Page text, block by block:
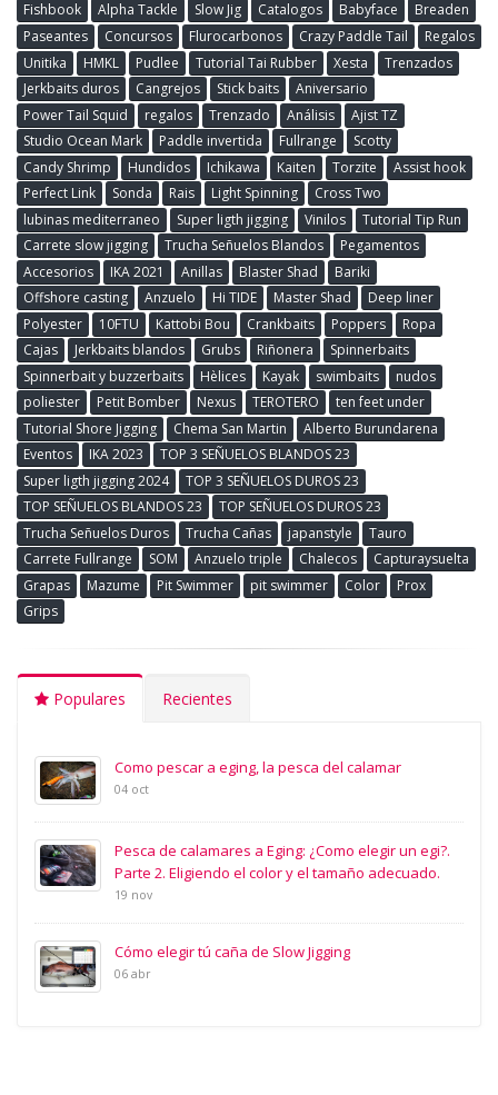
Fishbook
Alpha Tackle Slow Jig Catalogos Babyface
Breaden
Paseantes
Concursos Flurocarbonos Crazy Paddle Tail
Regalos
Unitika
HMKL Pudlee Tutorial Tai Rubber Xesta
Trenzados
Jerkbaits duros
Cangrejos Stick baits
Aniversario
Power Tail Squid
regalos Trenzado Análisis
Ajist TZ
Studio Ocean Mark
Paddle invertida Fullrange
Scotty
Candy Shrimp
Hundidos Ichikawa Kaiten Torzite
Assist hook
Perfect Link
Sonda Rais Light Spinning
Cross Two
lubinas mediterraneo
Super ligth jigging Vinilos
Tutorial Tip Run
Carrete slow jigging
Trucha Señuelos Blandos
Pegamentos
Accesorios
IKA 2021 Anillas Blaster Shad
Bariki
Offshore casting
Anzuelo Hi TIDE Master Shad
Deep liner
Polyester
10FTU Kattobi Bou Crankbaits Poppers
Ropa
Cajas
Jerkbaits blandos Grubs Riñonera
Spinnerbaits
Spinnerbait y buzzerbaits
Hèlices Kayak swimbaits
nudos
poliester
Petit Bomber Nexus TEROTERO
ten feet under
Tutorial Shore Jigging
Chema San Martin
Alberto Burundarena
Eventos
IKA 2023
TOP 3 SEÑUELOS BLANDOS 23
Super ligth jigging 2024
TOP 3 SEÑUELOS DUROS 23
TOP SEÑUELOS BLANDOS 23
TOP SEÑUELOS DUROS 23
Trucha Señuelos Duros
Trucha Cañas japanstyle
Tauro
Carrete Fullrange
SOM Anzuelo triple Chalecos
Capturaysuelta
Grapas
Mazume Pit Swimmer pit swimmer Color
Prox
Grips
Populares Recientes
Como pescar a eging, la pesca del calamar
04 oct
Pesca de calamares a Eging: ¿Como elegir un egi?.
Parte 2. Eligiendo el color y el tamaño adecuado.
19 nov
Cómo elegir tú caña de Slow Jigging
06 abr